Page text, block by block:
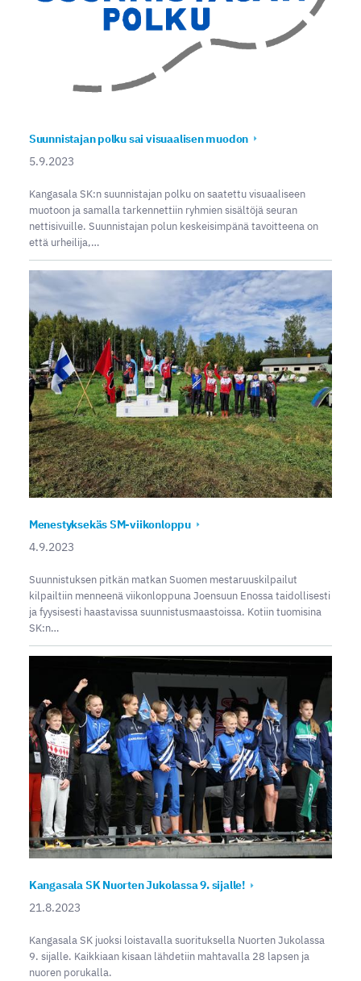
Suunnistajan polku sai visuaalisen muodon
5.9.2023
Kangasala SK:n suunnistajan polku on saatettu visuaaliseen
muotoon ja samalla tarkennettiin ryhmien sisältöjä seuran
nettisivuille. Suunnistajan polun keskeisimpänä tavoitteena on
että urheilija,…
Menestyksekäs SM-viikonloppu
4.9.2023
Suunnistuksen pitkän matkan Suomen mestaruuskilpailut
kilpailtiin menneenä viikonloppuna Joensuun Enossa taidollisesti
ja fyysisesti haastavissa suunnistusmaastoissa. Kotiin tuomisina
SK:n…
Kangasala SK Nuorten Jukolassa 9. sijalle!
21.8.2023
Kangasala SK juoksi loistavalla suorituksella Nuorten Jukolassa
9. sijalle. Kaikkiaan kisaan lähdetiin mahtavalla 28 lapsen ja
nuoren porukalla.